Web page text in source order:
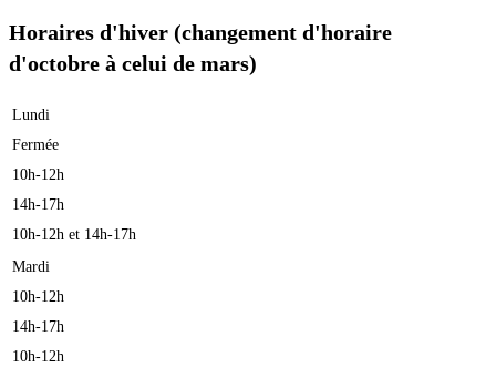
Horaires d'hiver (changement d'horaire
d'octobre à celui de mars)
Lundi
Fermée
10h-12h
14h-17h
10h-12h et 14h-17h
Mardi
10h-12h
14h-17h
10h-12h